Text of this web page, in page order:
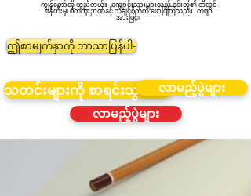
ကျွန်တော်တို့ ကူညီတယ်။ ကျောင်းသားများသည် ၎င်းတို့၏ တီထွင်
ဖန်တီးမှု၊ စိတ်ကူးဉာဏ်နှင့် သိချင်စိတ်ကို ဖော်ပြကြသည်။ ကဗျာ
အားဖြင့်။
ဤစာမျက်နှာကို ဘာသာပြန်ပါ-
သတင်းများကို စာရင်းသွင်းပါ။လာမည့်ပွဲများ
လာမည့်ပွဲများ